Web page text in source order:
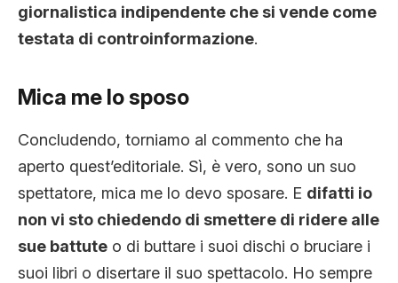
giornalistica indipendente che si vende come
testata di controinformazione.
Mica me lo sposo
Concludendo, torniamo al commento che ha
aperto quest’editoriale. Sì, è vero, sono un suo
spettatore, mica me lo devo sposare. E difatti io
non vi sto chiedendo di smettere di ridere alle
sue battute o di buttare i suoi dischi o bruciare i
suoi libri o disertare il suo spettacolo. Ho sempre